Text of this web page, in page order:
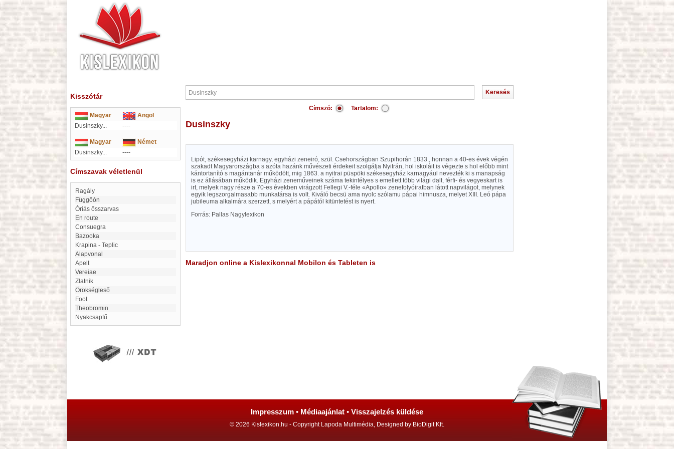
Kisszótár
Magyar
Angol
Dusinszky...
----
Magyar
Német
Dusinszky...
----
Címszavak véletlenül
Ragály
Függőón
Óriás ősszarvas
en route
Consuegra
bazooka
Krapina - Teplic
alapvonal
Apelt
Vereiae
Zlatnik
Örökségleső
Foot
Theobromin
Nyakcsapfű
Címszó: Tartalom:
Dusinszky
Lipót, székesegyházi karnagy, egyházi zeneiró, szül. Csehországban Szupihorán 1833., honnan a 40-es évek végén
szakadt Magyarországba s azóta hazánk művészeti érdekeit szolgálja Nyitrán, hol iskoláit is végezte s hol előbb mint
kántortanító s magántanár működött, mig 1863. a nyitrai püspöki székesegyház karnagyául nevezték ki s manapság
is ez állásában működik. Egyházi zeneműveinek száma tekintélyes s emellett több világi dalt, férfi- és vegyeskart is
irt, melyek nagy része a 70-es években virágzott Fellegi V.-féle «Apollo» zenefolyóiratban látott napvilágot, melynek
egyik legszorgalmasabb munkatársa is volt. Kiváló becsü ama nyolc szólamu pápai himnusza, melyet XIII. Leó pápa
jubileuma alkalmára szerzett, s melyért a pápától kitüntetést is nyert.
Forrás: Pallas Nagylexikon
Maradjon online a Kislexikonnal Mobilon és Tableten is
Impresszum • Médiaajánlat • Visszajelzés küldése
© 2026 Kislexikon.hu - Copyright Lapoda Multimédia, Designed by BioDigit Kft.